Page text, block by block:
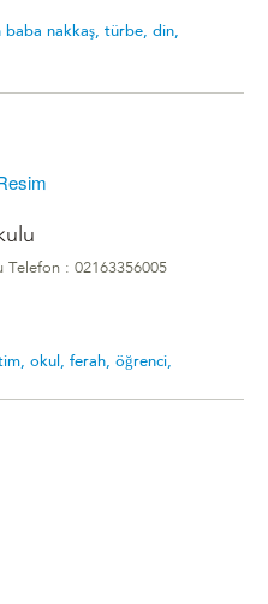
baba nakkaş, türbe, din,
Telefon : 02163356005
okul, ferah, öğrenci,